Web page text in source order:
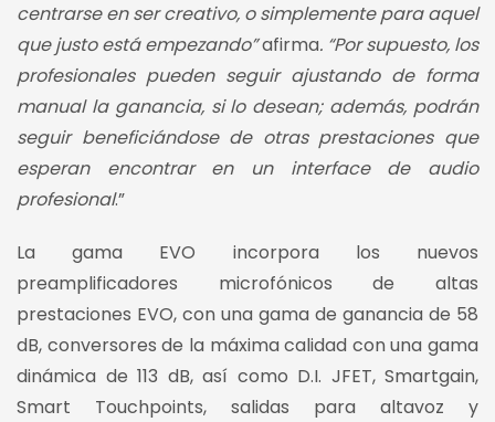
centrarse en ser creativo, o simplemente para aquel
que justo está empezando”afirma. “Por supuesto, los
profesionales pueden seguir ajustando de forma
manual la ganancia, si lo desean; además, podrán
seguir beneficiándose de otras prestaciones que
esperan encontrar en un interface de audio
profesional.”
La gama EVO incorpora los nuevos
preamplificadores microfónicos de altas
prestaciones EVO, con una gama de ganancia de 58
dB, conversores de la máxima calidad con una gama
dinámica de 113 dB, así como D.I. JFET, Smartgain,
Smart Touchpoints, salidas para altavoz y